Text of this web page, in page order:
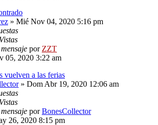
» Mié Nov 04, 2020 5:16 pm
Vistas
por ZZT
05, 2020 3:22 am
vuelven a las ferias
» Dom Abr 19, 2020 12:06 am
Vistas
porBonesCollector
26, 2020 8:15 pm